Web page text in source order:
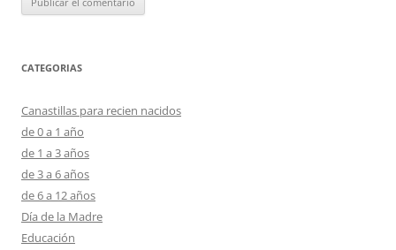
CATEGORIAS
Canastillas para recien nacidos
de 0 a 1 año
de 1 a 3 años
de 3 a 6 años
de 6 a 12 años
Día de la Madre
Educación